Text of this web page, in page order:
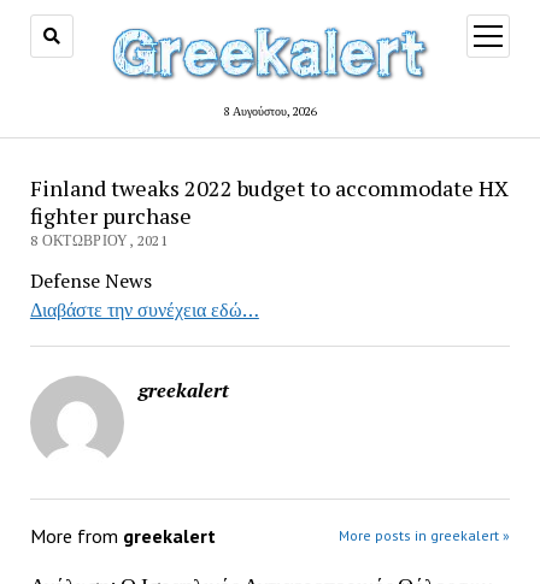
8 Αυγούστου, 2026
open
menu
Finland tweaks 2022 budget to accommodate HX
fighter purchase
8 ΟΚΤΩΒΡΊΟΥ, 2021
Defense News
Διαβάστε την συνέχεια εδώ…
greekalert
More from greekalert More posts in greekalert »